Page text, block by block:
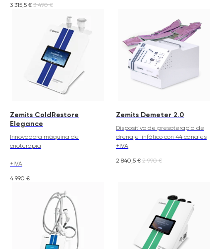
3 315,5 € 3 490 €
Zemits ColdRestore
Elegance
Innovadora máquina de
crioterapia
+IVA
4 990 €
Zemits Demeter 2.0
Dispositivo de presoterapia de
drenaje linfático con 44 canales
+IVA
2 840,5 € 2 990 €